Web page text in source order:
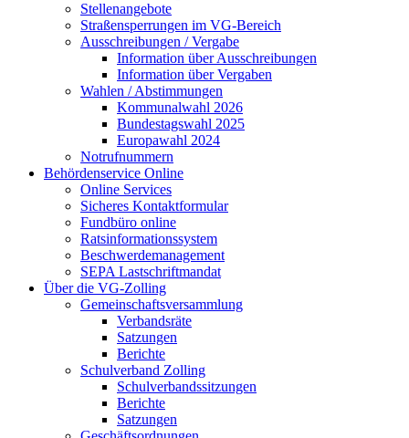
Stellenangebote
Straßensperrungen im VG-Bereich
Ausschreibungen / Vergabe
Information über Ausschreibungen
Information über Vergaben
Wahlen / Abstimmungen
Kommunalwahl 2026
Bundestagswahl 2025
Europawahl 2024
Notrufnummern
Behördenservice Online
Online Services
Sicheres Kontaktformular
Fundbüro online
Ratsinformationssystem
Beschwerdemanagement
SEPA Lastschriftmandat
Über die VG-Zolling
Gemeinschaftsversammlung
Verbandsräte
Satzungen
Berichte
Schulverband Zolling
Schulverbandssitzungen
Berichte
Satzungen